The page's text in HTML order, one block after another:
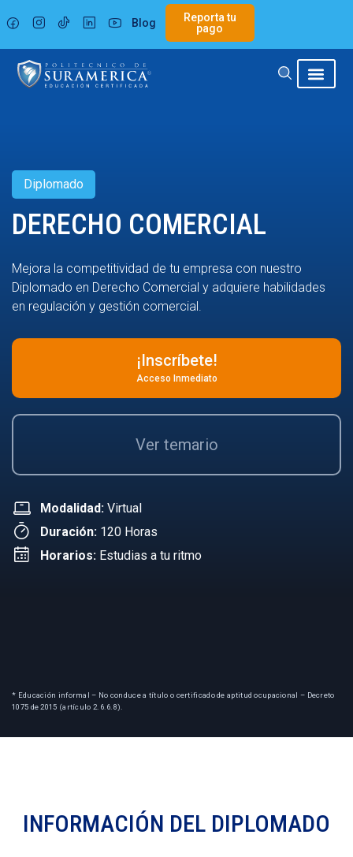
al
contenido
Blog
Reporta tu
pago
Diplomado
DERECHO COMERCIAL
Mejora la competitividad de tu empresa con nuestro
Diplomado en Derecho Comercial y adquiere habilidades
en regulación y gestión comercial.
¡Inscríbete!
Acceso Inmediato
Ver temario
Modalidad: Virtual
Duración: 120 Horas
Horarios: Estudias a tu ritmo
* Educación informal – No conduce a título o certificado de aptitud ocupacional – Decreto
1075 de 2015 (artículo 2.6.6.8).
INFORMACIÓN DEL DIPLOMADO